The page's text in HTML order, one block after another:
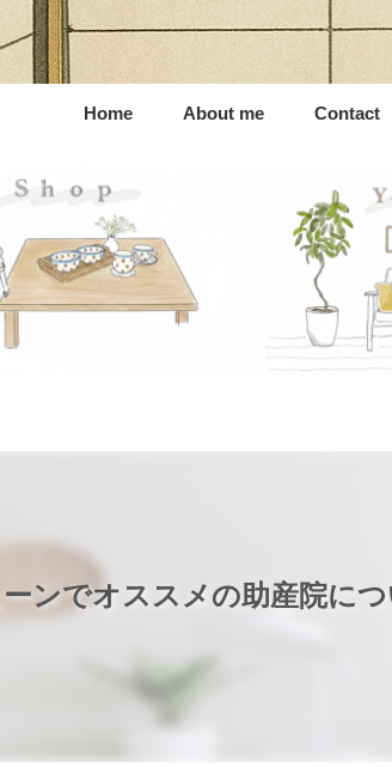
Home About me Contact
ンでオススメの助産院に